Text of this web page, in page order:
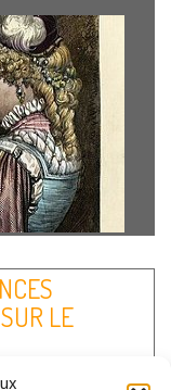
de droit
une quinzaine
l’homme est
LE
À